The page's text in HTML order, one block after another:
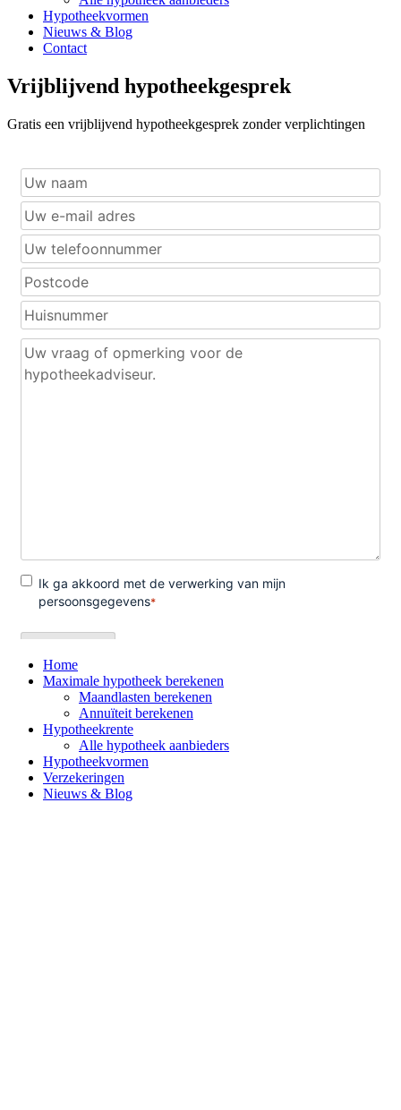
Hypotheekvormen
Nieuws & Blog
Contact
Vrijblijvend hypotheekgesprek
Gratis een vrijblijvend hypotheekgesprek zonder verplichtingen
Home
Maximale hypotheek berekenen
Maandlasten berekenen
Annuïteit berekenen
Hypotheekrente
Alle hypotheek aanbieders
Hypotheekvormen
Verzekeringen
Nieuws & Blog